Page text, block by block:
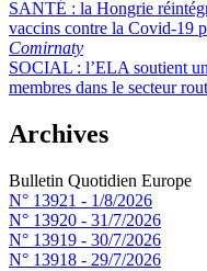
SANTÉ : la Hongrie
vaccins contre la Covid-19
Comirnaty
SOCIAL : l’ELA soutient
membres dans le secteur
Archives
Bulletin Quotidien Europe
N° 13921 - 1/8/2026
N° 13920 - 31/7/2026
N° 13919 - 30/7/2026
N° 13918 - 29/7/2026